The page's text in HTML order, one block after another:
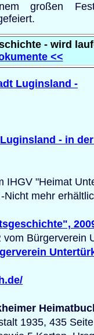
großen
- wird
<<
Luginsland -
- in
IHGV "Heimat
Nicht mehr
Bürgerverein
1935, 435